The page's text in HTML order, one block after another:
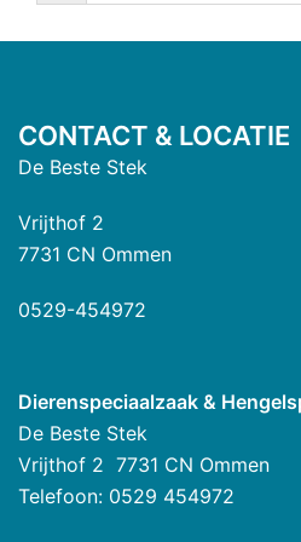
CONTACT & LOCATIE
De Beste Stek
Vrijthof 2
7731 CN Ommen
0529-454972
Dierenspeciaalzaak &
De Beste Stek
Vrijthof 2 7731 CN Ommen
Telefoon: 0529 454972